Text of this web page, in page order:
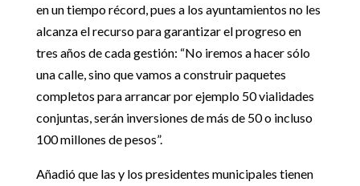
en un tiempo récord, pues a los ayuntamientos no les
alcanza el recurso para garantizar el progreso en
tres años de cada gestión: “No iremos a hacer sólo
una calle, sino que vamos a construir paquetes
completos para arrancar por ejemplo 50 vialidades
conjuntas, serán inversiones de más de 50 o incluso
100 millones de pesos”.
Añadió que las y los presidentes municipales tienen